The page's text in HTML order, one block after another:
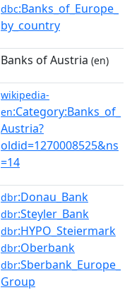
dbc:Banks_of_Europe_
by_country
Banks of Austria (en)
wikipedia-
en:Category:Banks_of_
Austria?
oldid=1270008525&ns
=14
dbr:Donau_Bank
dbr:Steyler_Bank
dbr:HYPO_Steiermark
dbr:Oberbank
dbr:Sberbank_Europe_
Group